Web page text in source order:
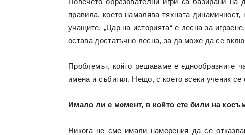
Повечето образователни игри са базирани
правила, което намалява тяхната
учащите. „Цар на историята“ е лесна за
остава достатъчно лесна, за да може да се
Проблемът, който решаваме е еднообразните
имена и събития. Нещо, с което всеки ученик
Имало ли е момент, в който сте били на
Никога не сме имали намерения да се